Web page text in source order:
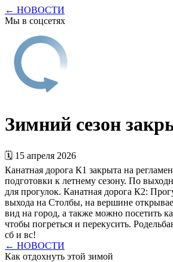
← НОВОСТИ
Мы в соцсетях
Зимний сезон
🗓 15 апреля 2026
Канатная дорога К1 закрыта на
подготовки к летнему сезону. По
для прогулок. Канатная дорога К2:
выхода на Столбы, на вершине
вид на город, а также можно посетить
чтобы погреться и перекусить.
сб и вс!
← НОВОСТИ
Как отдохнуть этой зимой